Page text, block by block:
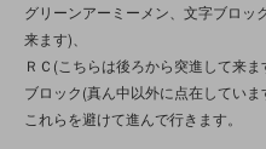
グリーンアーミーメン、文字ブロッ
来ます)、
ＲＣ(こちらは後ろから突進して来ま
ブロック(真ん中以外に点在してい
これらを避けて進んで行きます。